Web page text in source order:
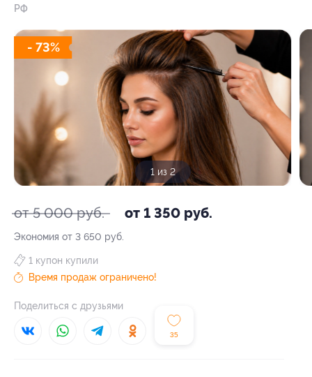
РФ
- 73%
1 из 2
от 5 000 руб. от 1 350 руб.
Экономия от 3 650 руб.
35
1 купон купили
Время продаж ограничено!
Поделиться с друзьями